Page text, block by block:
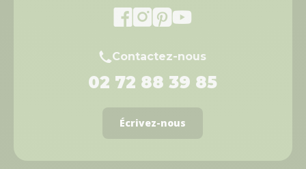
Contactez-nous
02 72 88 39 85
Écrivez-nous